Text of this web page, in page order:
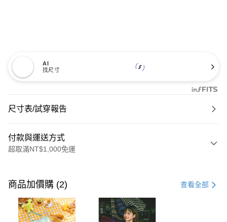
AI
找尺寸
尺寸表/試穿報告
付款與運送方式
超取滿NT$1,000免運
信用卡一次付款
購物金
商品加價購 (2) 查看全部